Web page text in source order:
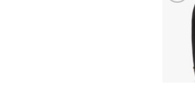
افزودن
مندی‌ها